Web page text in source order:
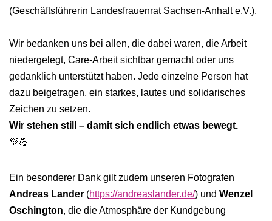
(Geschäftsführerin Landesfrauenrat Sachsen-Anhalt e.V.).
Wir bedanken uns bei allen, die dabei waren, die Arbeit
niedergelegt, Care‑Arbeit sichtbar gemacht oder uns
gedanklich unterstützt haben. Jede einzelne Person hat
dazu beigetragen, ein starkes, lautes und solidarisches
Zeichen zu setzen.
Wir stehen still – damit sich endlich etwas bewegt.
💜💪
Ein besonderer Dank gilt zudem unseren Fotografen
Andreas Lander (https://andreaslander.de/) und Wenzel
Oschington, die die Atmosphäre der Kundgebung